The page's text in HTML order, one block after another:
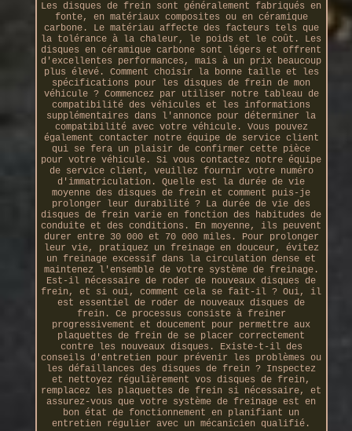
Les disques de frein sont généralement fabriqués en
fonte, en matériaux composites ou en céramique
carbone. Le matériau affecte des facteurs tels que
la tolérance à la chaleur, le poids et le coût. Les
disques en céramique carbone sont légers et offrent
d'excellentes performances, mais à un prix beaucoup
plus élevé. Comment choisir la bonne taille et les
spécifications pour les disques de frein de mon
véhicule ? Commencez par utiliser notre tableau de
compatibilité des véhicules et les informations
supplémentaires dans l'annonce pour déterminer la
compatibilité avec votre véhicule. Vous pouvez
également contacter notre équipe de service client
qui se fera un plaisir de confirmer cette pièce
pour votre véhicule. Si vous contactez notre équipe
de service client, veuillez fournir votre numéro
d'immatriculation. Quelle est la durée de vie
moyenne des disques de frein et comment puis-je
prolonger leur durabilité ? La durée de vie des
disques de frein varie en fonction des habitudes de
conduite et des conditions. En moyenne, ils peuvent
durer entre 30 000 et 70 000 miles. Pour prolonger
leur vie, pratiquez un freinage en douceur, évitez
un freinage excessif dans la circulation dense et
maintenez l'ensemble de votre système de freinage.
Est-il nécessaire de roder de nouveaux disques de
frein, et si oui, comment cela se fait-il ? Oui, il
est essentiel de roder de nouveaux disques de
frein. Ce processus consiste à freiner
progressivement et doucement pour permettre aux
plaquettes de frein de se placer correctement
contre les nouveaux disques. Existe-t-il des
conseils d'entretien pour prévenir les problèmes ou
les défaillances des disques de frein ? Inspectez
et nettoyez régulièrement vos disques de frein,
remplacez les plaquettes de frein si nécessaire, et
assurez-vous que votre système de freinage est en
bon état de fonctionnement en planifiant un
entretien régulier avec un mécanicien qualifié.